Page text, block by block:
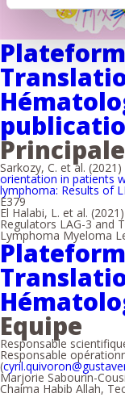
Sarkozy, C. et al. (2021)
orientation in patients
lymphoma: Results of
E379
El Halabi, L. et al.
Regulators LAG-3 and
Lymphoma Myeloma
Equipe
Responsable
Responsable
(
Marjorie Sabourin-
Chaima Habib Allah,